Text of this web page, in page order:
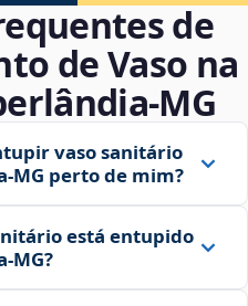
de
de Vaso na
vaso sanitário
perto de mim?
está entupido